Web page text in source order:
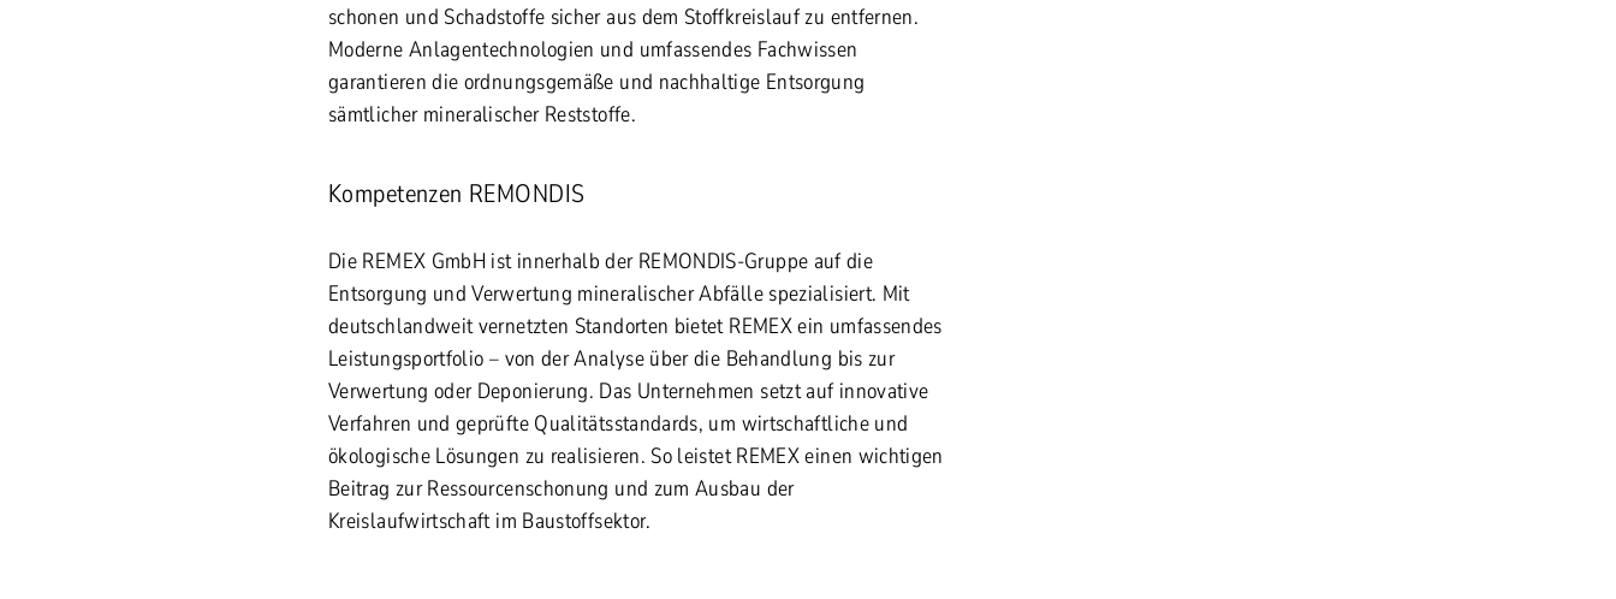
schonen und Schadstoffe sicher aus dem Stoffkreislauf zu entfernen.
Moderne Anlagentechnologien und umfassendes Fachwissen
garantieren die ordnungsgemäße und nachhaltige Entsorgung
sämtlicher mineralischer Reststoffe.
Kompetenzen REMONDIS
Die REMEX GmbH ist innerhalb der REMONDIS-Gruppe auf die
Entsorgung und Verwertung mineralischer Abfälle spezialisiert. Mit
deutschlandweit vernetzten Standorten bietet REMEX ein umfassendes
Leistungsportfolio – von der Analyse über die Behandlung bis zur
Verwertung oder Deponierung. Das Unternehmen setzt auf innovative
Verfahren und geprüfte Qualitätsstandards, um wirtschaftliche und
ökologische Lösungen zu realisieren. So leistet REMEX einen wichtigen
Beitrag zur Ressourcenschonung und zum Ausbau der
Kreislaufwirtschaft im Baustoffsektor.